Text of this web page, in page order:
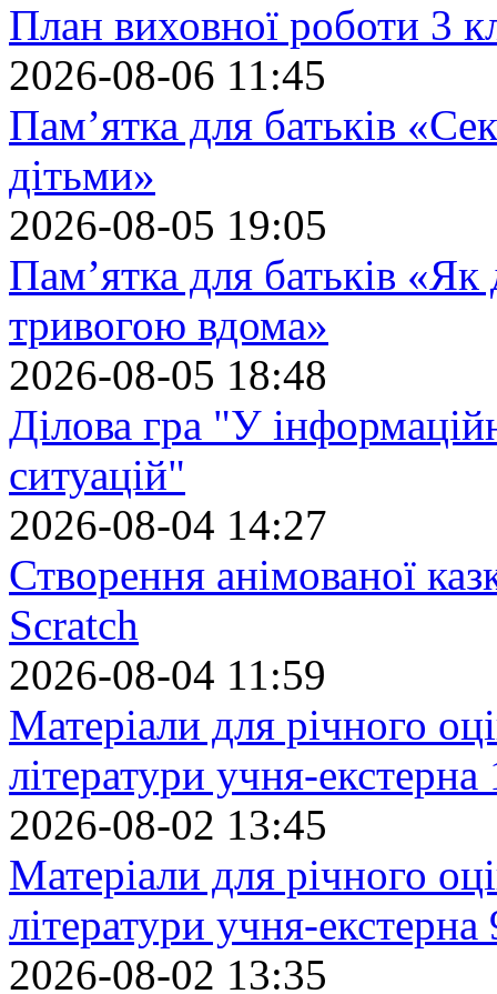
План виховної роботи 3
2026-08-06 11:45
Пам’ятка для батьків
дітьми»
2026-08-05 19:05
Пам’ятка для батьків
тривогою вдома»
2026-08-05 18:48
Ділова гра "У
ситуацій"
2026-08-04 14:27
Створення анімованої
Scratch
2026-08-04 11:59
Матеріали для річного
літератури учня-екстерна
2026-08-02 13:45
Матеріали для річного
літератури учня-екстерна
2026-08-02 13:35